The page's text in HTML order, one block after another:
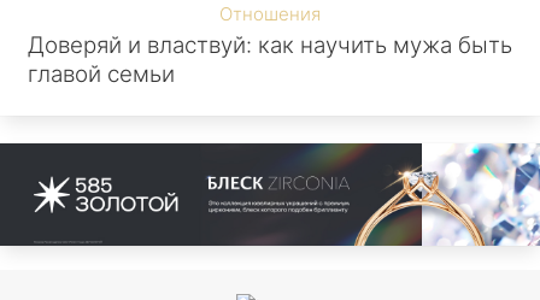
Отношения
Доверяй и властвуй: как научить мужа быть
главой семьи